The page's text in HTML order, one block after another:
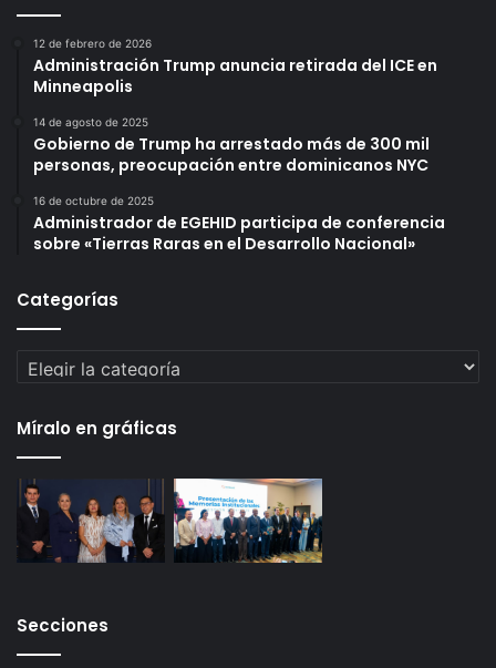
12 de febrero de 2026
Administración Trump anuncia retirada del ICE en
Minneapolis
14 de agosto de 2025
Gobierno de Trump ha arrestado más de 300 mil
personas, preocupación entre dominicanos NYC
16 de octubre de 2025
Administrador de EGEHID participa de conferencia
sobre «Tierras Raras en el Desarrollo Nacional»
Categorías
Categorías
Míralo en gráficas
Secciones